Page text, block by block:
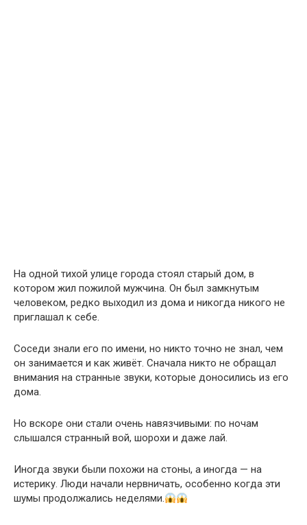
На одной тихой улице города стоял старый дом, в
котором жил пожилой мужчина. Он был замкнутым
человеком, редко выходил из дома и никогда никого не
приглашал к себе.
Соседи знали его по имени, но никто точно не знал, чем
он занимается и как живёт. Сначала никто не обращал
внимания на странные звуки, которые доносились из его
дома.
Но вскоре они стали очень навязчивыми: по ночам
слышался странный вой, шорохи и даже лай.
Иногда звуки были похожи на стоны, а иногда — на
истерику. Люди начали нервничать, особенно когда эти
шумы продолжались неделями.